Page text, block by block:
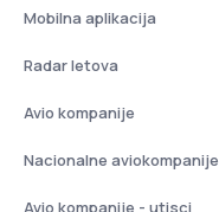
Mobilna aplikacija
Radar letova
Avio kompanije
Nacionalne aviokompanije
Avio kompanije - utisci